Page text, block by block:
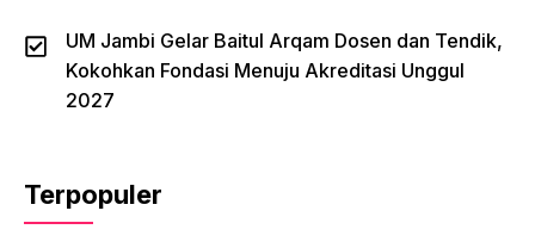
UM Jambi Gelar Baitul Arqam Dosen dan Tendik,
Kokohkan Fondasi Menuju Akreditasi Unggul
2027
Terpopuler